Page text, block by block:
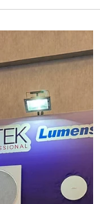
Mới
Minh
khép lại, để lại
nghệ nghe nhìn.
là một buổi triển
nghe và thấu
hàng. Điểm
suốt thời gian
trở thành tâm điểm